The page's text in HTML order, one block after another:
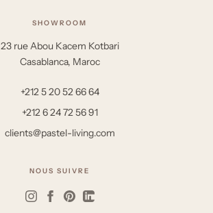
SHOWROOM
23 rue Abou Kacem Kotbari
Casablanca, Maroc
+212 5 20 52 66 64
+212 6 24 72 56 91
clients@pastel-living.com
NOUS SUIVRE